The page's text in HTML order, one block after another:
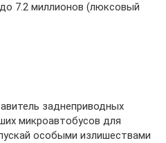
7.2 миллионов (люксовый
заднеприводных
микроавтобусов для
особыми излишествами